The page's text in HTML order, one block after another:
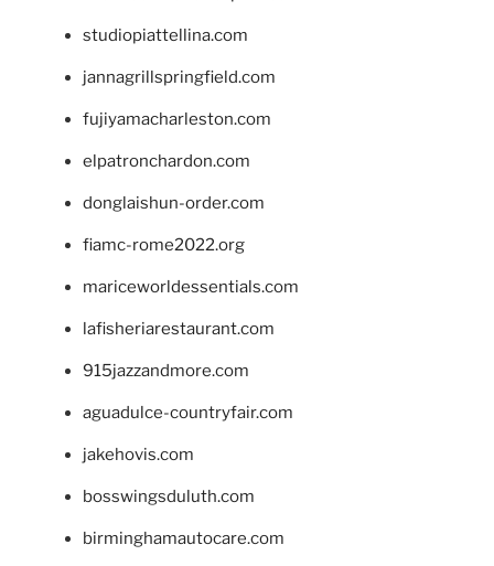
studiopiattellina.com
jannagrillspringfield.com
fujiyamacharleston.com
elpatronchardon.com
donglaishun-order.com
fiamc-rome2022.org
mariceworldessentials.com
lafisheriarestaurant.com
915jazzandmore.com
aguadulce-countryfair.com
jakehovis.com
bosswingsduluth.com
birminghamautocare.com